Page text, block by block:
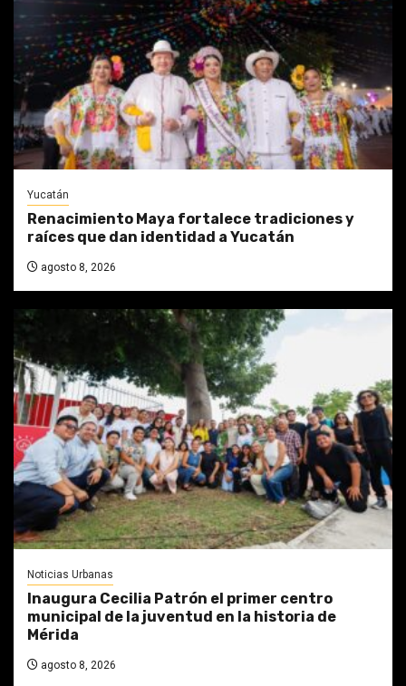
Yucatán
Renacimiento Maya fortalece tradiciones y
raíces que dan identidad a Yucatán
agosto 8, 2026
Noticias Urbanas
Inaugura Cecilia Patrón el primer centro
municipal de la juventud en la historia de
Mérida
agosto 8, 2026